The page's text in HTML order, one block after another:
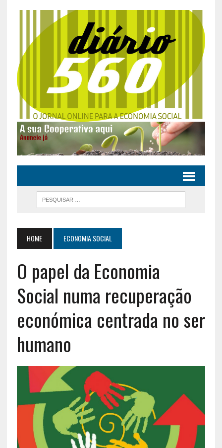
HOME ECONOMIA SOCIAL
O papel da Economia
Social numa recuperação
económica centrada no ser
humano